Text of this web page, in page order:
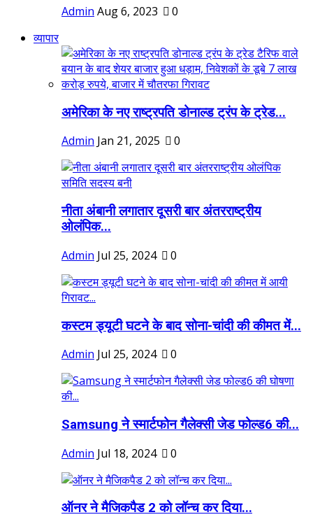
Admin Aug 6, 2023
0
व्यापार
अमेरिका के नए राष्ट्रपति डोनाल्ड ट्रंप के ट्रेड...
Admin Jan 21, 2025 0
नीता अंबानी लगातार दूसरी बार अंतरराष्ट्रीय
ओलंपिक...
Admin Jul 25, 2024 0
कस्टम ड्यूटी घटने के बाद सोना-चांदी की कीमत में...
Admin Jul 25, 2024 0
Samsung ने स्मार्टफोन गैलेक्सी जेड फोल्ड6 की...
Admin Jul 18, 2024 0
ऑनर ने मैजिकपैड 2 को लॉन्च कर दिया...